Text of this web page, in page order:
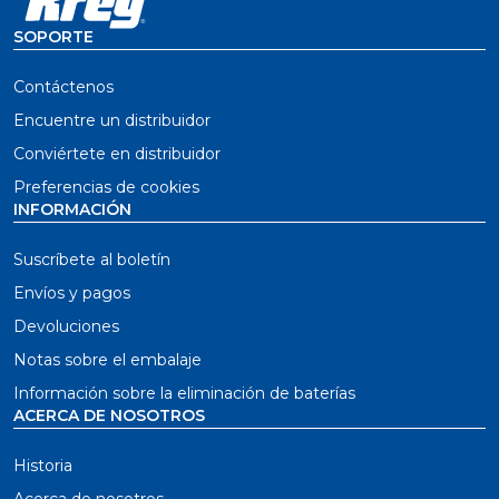
el indicador de posición de la escala
El sistema se puede ajustar para usuarios zurdos o
puede plegar
la medida exacta en la escala
SOPORTE
Contáctenos
Encuentre un distribuidor
Conviértete en distribuidor
Preferencias de cookies
INFORMACIÓN
Suscríbete al boletín
Envíos y pagos
Devoluciones
Notas sobre el embalaje
Información sobre la eliminación de baterías
ACERCA DE NOSOTROS
Historia